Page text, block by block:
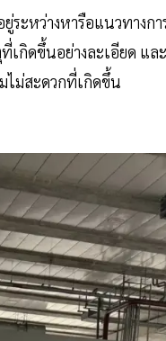
ะหว่างหารือแนวทางก
กิดขึ้นอย่างละเอียด แล
ไม่สะดวกที่เกิดขึ้น